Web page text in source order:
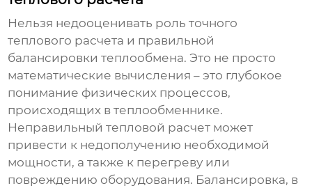
Нельзя недооценивать роль точного
теплового расчета и правильной
балансировки теплообмена. Это не просто
математические вычисления – это глубокое
понимание физических процессов,
происходящих в теплообменнике.
Неправильный тепловой расчет может
привести к недополучению необходимой
мощности, а также к перегреву или
повреждению оборудования. Балансировка, в